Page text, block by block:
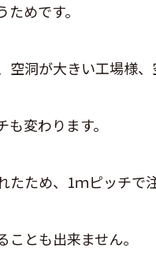
めです。
洞が大きい工場様、
変わります。
ため、1ｍピッチで
とも出来ません。